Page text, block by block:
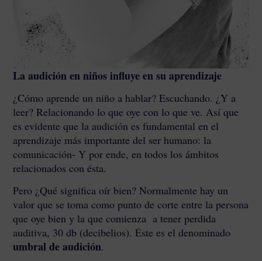
La audición en niños influye en su aprendizaje
¿Cómo aprende un niño a hablar? Escuchando. ¿Y a
leer? Relacionando lo que oye con lo que ve. Así que
es evidente que la audición es fundamental en el
aprendizaje más importante del ser humano: la
comunicación- Y por ende, en todos los ámbitos
relacionados con ésta.
Pero ¿Qué significa oír bien? Normalmente hay un
valor que se toma como punto de corte entre la persona
que oye bien y la que comienza a tener perdida
auditiva, 30 db (decibelios). Éste es el denominado
umbral de audición.